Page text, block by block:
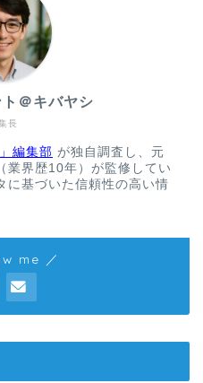
長
＠キバヤシ
編集部 が独自調査し、元
業界歴10年）が監修してい
に基づいた信頼性の高い情
me ／